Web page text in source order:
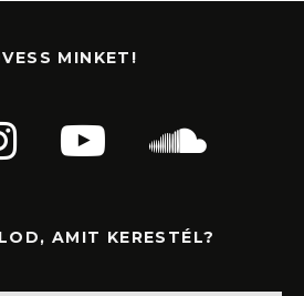
MINKET!
AMIT KERESTÉL?